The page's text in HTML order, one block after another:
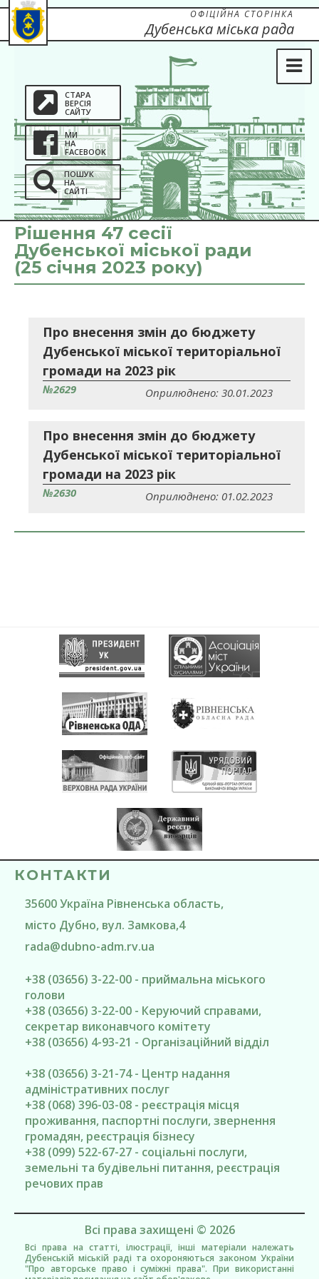
СТАРА
ВЕРСІЯ
САЙТУ
МИ
НА
FACEBOOK
ПОШУК
НА
САЙТІ
ОФІЦІЙНА СТОРІНКА
Дубенська міська рада
Рішення 47 сесії
Дубенської міської ради
(25 січня 2023 року)
Про внесення змін до бюджету
Дубенської міської територіальної
громади на 2023 рік
№2629 Оприлюднено: 30.01.2023
Про внесення змін до бюджету
Дубенської міської територіальної
громади на 2023 рік
№2630 Оприлюднено: 01.02.2023
КОНТАКТИ
35600Україна Рівненська область,
місто Дубно, вул. Замкова,4
rada@dubno-adm.rv.ua
+38 (03656) 3-22-00 - приймальна міського
голови
+38 (03656) 3-22-00 - Керуючий справами,
секретар виконавчого комітету
+38 (03656) 4-93-21 - Організаційний відділ
+38 (03656) 3-21-74 - Центр надання
адміністративних послуг
+38 (068) 396-03-08 - реєстрація місця
проживання, паспортні послуги, звернення
громадян, реєстрація бізнесу
+38 (099) 522-67-27 - соціальні послуги,
земельні та будівельні питання, реєстрація
речових прав
Всі права захищені © 2026
Всі права на статті, ілюстрації, інші матеріали належать
Дубенській міській раді та охороняються законом України
"Про авторське право і суміжні права". При використанні